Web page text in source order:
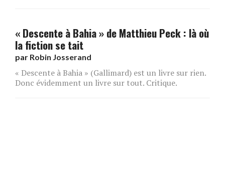
« Descente à Bahia » de Matthieu Peck : là où
la fiction se tait
par Robin Josserand
« Descente à Bahia » (Gallimard) est un livre sur rien.
Donc évidemment un livre sur tout. Critique.